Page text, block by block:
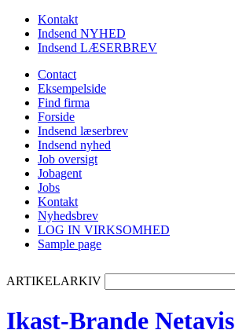
Kontakt
Indsend NYHED
Indsend LÆSERBREV
Contact
Eksempelside
Find firma
Forside
Indsend læserbrev
Indsend nyhed
Job oversigt
Jobagent
Jobs
Kontakt
Nyhedsbrev
LOG IN VIRKSOMHED
Sample page
ARTIKELARKIV
Ikast-Brande Netavis